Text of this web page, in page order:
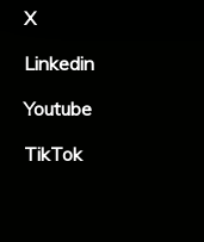
X
Linkedin
Youtube
TikTok